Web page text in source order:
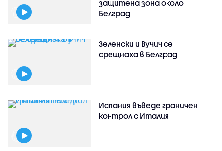
защитена зона около
Белград
Зеленски и Вучич се
срещнаха в Белград
Испания въведе граничен
контрол с Италия